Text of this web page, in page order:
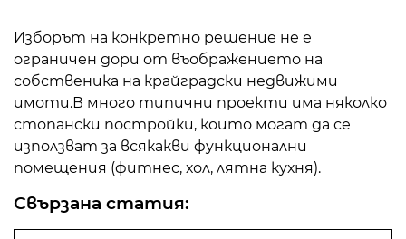
Изборът на конкретно решение не е
ограничен дори от въображението на
собственика на крайградски недвижими
имоти.В много типични проекти има няколко
стопански постройки, които могат да се
използват за всякакви функционални
помещения (фитнес, хол, лятна кухня).
Свързана статия: